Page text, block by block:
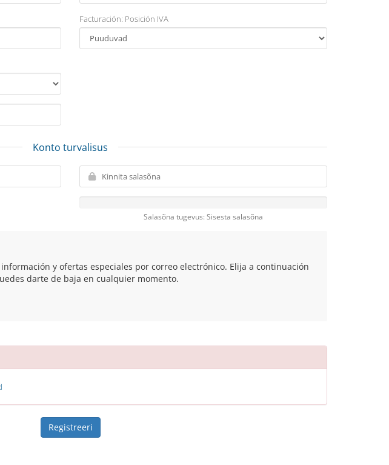
Facturación: Posición IVA
Konto turvalisus
Salasõna tugevus: Sisesta salasõna
y ofertas especiales por correo electrónico. Elija a continuación
darte de baja en cualquier momento.